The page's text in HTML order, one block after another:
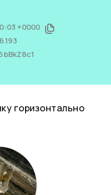
+0000
горизонтально